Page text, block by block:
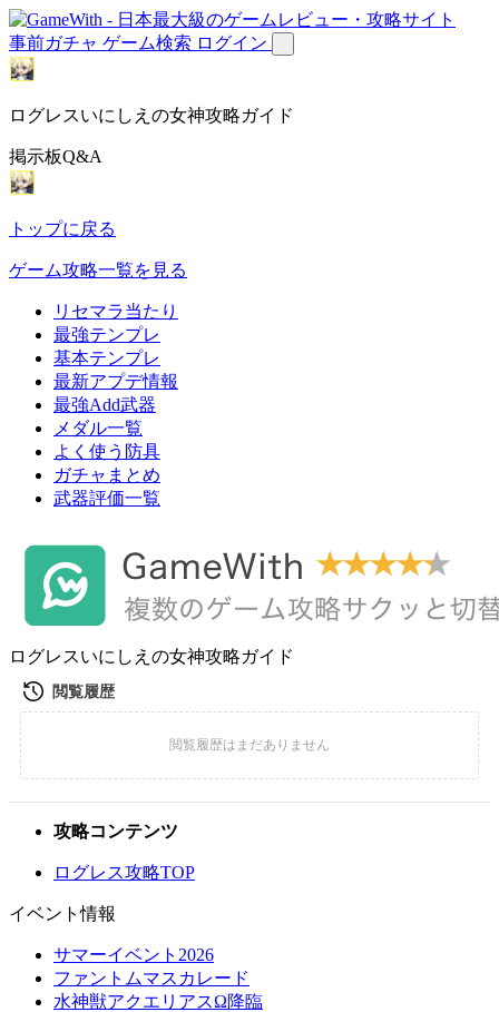
事前ガチャ ゲーム検索 ログイン
ログレスいにしえの女神攻略ガイド
掲示板Q&A
トップに戻る
ゲーム攻略一覧を見る
リセマラ当たり
最強テンプレ
基本テンプレ
最新アプデ情報
最強Add武器
メダル一覧
よく使う防具
ガチャまとめ
武器評価一覧
ログレスいにしえの女神攻略ガイド
攻略コンテンツ
ログレス攻略TOP
イベント情報
サマーイベント2026
ファントムマスカレード
水神獣アクエリアスΩ降臨